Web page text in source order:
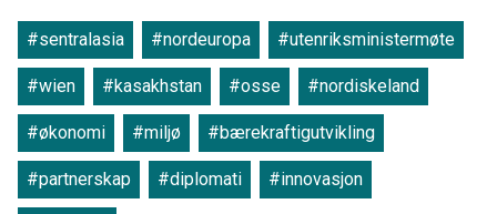
#sentralasia #nordeuropa #utenriksministermøte
#wien #kasakhstan #osse #nordiskeland
#økonomi #miljø #bærekraftigutvikling
#partnerskap #diplomati #innovasjon